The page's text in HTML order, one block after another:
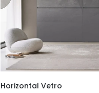
Horizontal Vetro